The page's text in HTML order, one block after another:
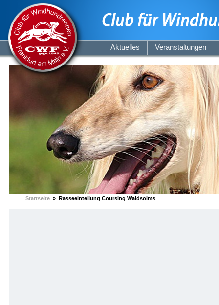
Aktuelles Veranstaltungen
Startseite » Rasseeinteilung Coursing Waldsolms